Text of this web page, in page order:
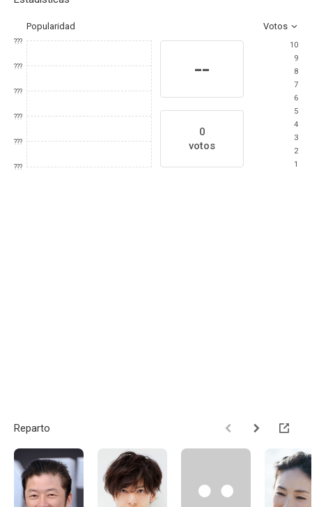
Popularidad Votos
???
???
???
???
???
???
--
0
votos
10
9
8
7
6
5
4
3
2
1
Reparto